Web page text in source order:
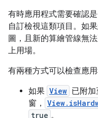
有時應用程式需要確認
自訂檢視這類項目。如
圖，且新的算繪管線無
上用場。
有兩種方式可以檢查應
如果 View 已附
窗，
true 。